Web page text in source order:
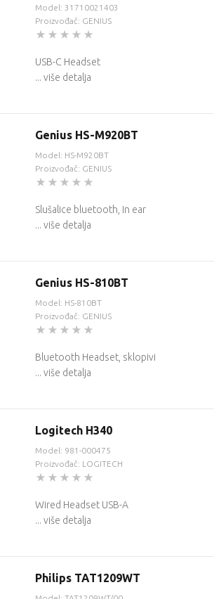
Model: 31710021403
Proizvođač: GENIUS
USB-C Headset
... više detalja
Genius HS-M920BT
Model: HS-M920BT
Proizvođač: GENIUS
Slušalice bluetooth, In ear
... više detalja
Genius HS-810BT
Model: HS-810BT
Proizvođač: GENIUS
Bluetooth Headset, sklopivi
... više detalja
Logitech H340
Model: 981-000475
Proizvođač: LOGITECH
Wired Headset USB-A
... više detalja
Philips TAT1209WT